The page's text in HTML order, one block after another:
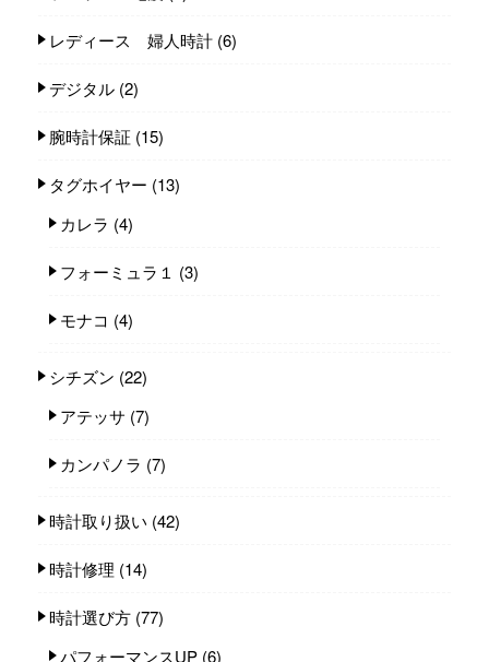
レディース 婦人時計 (6)
デジタル (2)
腕時計保証 (15)
タグホイヤー (13)
カレラ (4)
フォーミュラ１ (3)
モナコ (4)
シチズン (22)
アテッサ (7)
カンパノラ (7)
時計取り扱い (42)
時計修理 (14)
時計選び方 (77)
パフォーマンスUP (6)